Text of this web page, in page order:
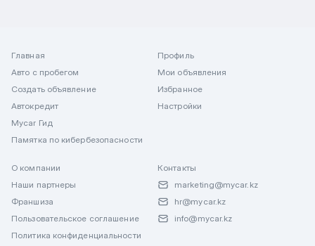
Главная
Авто с пробегом
Создать объявление
Автокредит
Mycar Гид
Памятка по кибербезопасности
Профиль
Мои объявления
Избранное
Настройки
О компании
Наши партнеры
Франшиза
Пользовательское соглашение
Политика конфиденциальности
Контакты
marketing@mycar.kz
hr@mycar.kz
info@mycar.kz